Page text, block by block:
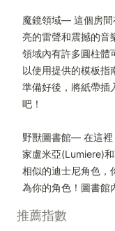
魔鏡領域— 這個房間
亮的雷聲和震撼的音
領域內有許多圓柱體
以使用提供的模板指
準備好後，將紙帶插
吧！
野獸圖書館— 在這裡
家盧米亞(Lumiere)
相似的迪士尼角色，
為你的角色！圖書館
推薦指數